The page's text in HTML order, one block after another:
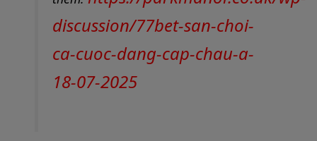
discussion/77bet-san-choi-
ca-cuoc-dang-cap-chau-a-
18-07-2025